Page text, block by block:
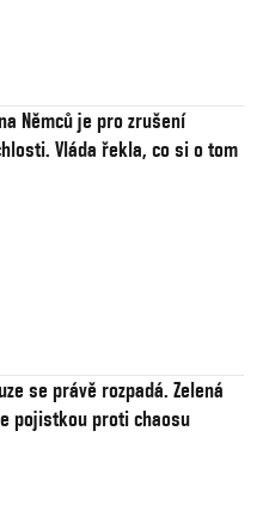
Němců je pro zrušení
Vláda řekla, co si o tom
se právě rozpadá. Zelená
pojistkou proti chaosu